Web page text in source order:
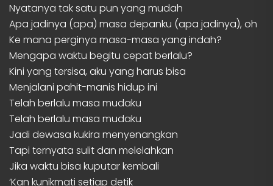
Nyatanya tak satu pun yang mudah
Apa jadinya (apa) masa depanku (apa jadinya), oh
Ke mana perginya masa-masa yang indah?
Mengapa waktu begitu cepat berlalu?
Kini yang tersisa, aku yang harus bisa
Menjalani pahit-manis hidup ini
Telah berlalu masa mudaku
Telah berlalu masa mudaku
Jadi dewasa kukira menyenangkan
Tapi ternyata sulit dan melelahkan
Jika waktu bisa kuputar kembali
‘Kan kunikmati setiap detik